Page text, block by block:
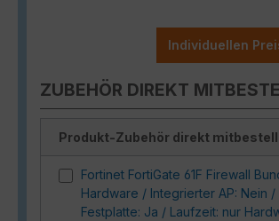
Individuellen
ZUBEHÖR DIREKT
Produkt-Zubehör direkt
Fortinet FortiGate 61F Firewall
Hardware / Integrierter AP: Nein /
Festplatte: Ja / Laufzeit: nur